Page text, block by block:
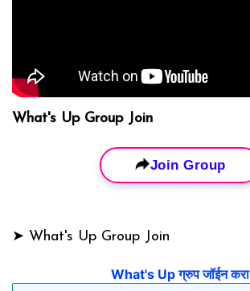
What's Up Group Join
Join Group
➤ What's Up Group Join
What's Up ग्रुप जॉईन करा